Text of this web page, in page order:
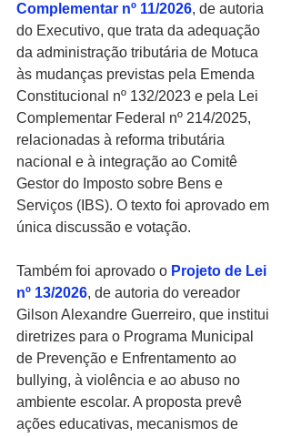
Complementar nº 11/2026, de autoria
do Executivo, que trata da adequação
da administração tributária de Motuca
às mudanças previstas pela Emenda
Constitucional nº 132/2023 e pela Lei
Complementar Federal nº 214/2025,
relacionadas à reforma tributária
nacional e à integração ao Comitê
Gestor do Imposto sobre Bens e
Serviços (IBS). O texto foi aprovado em
única discussão e votação.
Também foi aprovado o Projeto de Lei
nº 13/2026, de autoria do vereador
Gilson Alexandre Guerreiro, que institui
diretrizes para o Programa Municipal
de Prevenção e Enfrentamento ao
bullying, à violência e ao abuso no
ambiente escolar. A proposta prevê
ações educativas, mecanismos de